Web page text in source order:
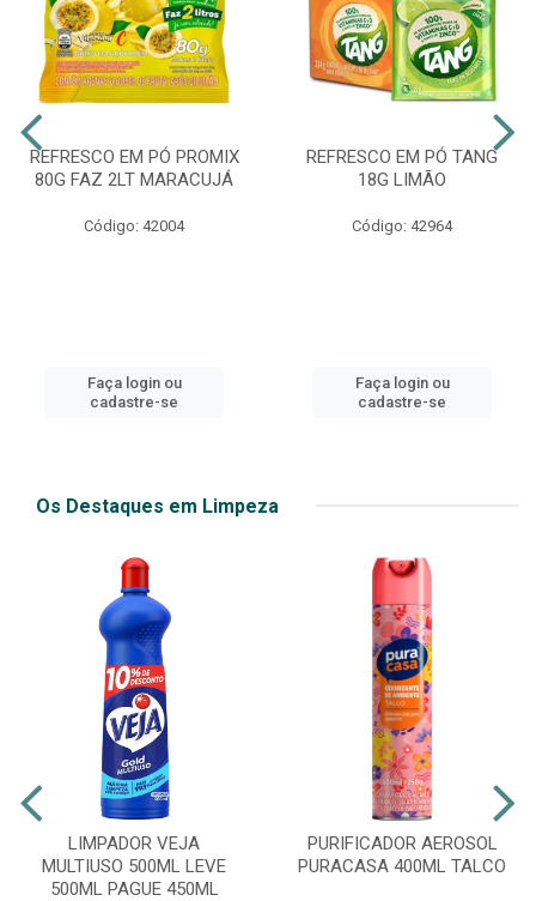
REFRESCO EM PÓ PROMIX
80G FAZ 2LT MARACUJÁ
Código: 42004
Faça login ou
cadastre-se
REFRESCO EM PÓ TANG
18G LIMÃO
Código: 42964
Faça login ou
cadastre-se
Os Destaques em Limpeza
LIMPADOR VEJA
MULTIUSO 500ML LEVE
500ML PAGUE 450ML
PURIFICADOR AEROSOL
PURACASA 400ML TALCO